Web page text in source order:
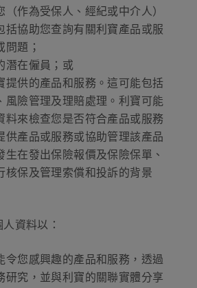
（作為受保人、經紀或中介人）
括協助您查詢有關利寶產品或服
問題；
潛在僱員；或
提供的產品和服務。這可能包括
風險管理及理賠處理。利寶可能
料來檢查您是否符合產品或服務
供產品或服務或協助管理該產品
生在發出保險報價及保險保單、
核保及管理索償和投訴的背景
資料以：
令您感興趣的產品和服務，透過
研究，並與利寶的關聯實體分享